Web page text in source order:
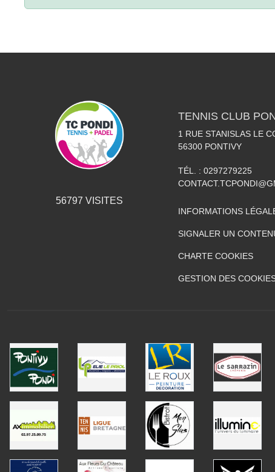
56797 VISITES
TENNIS CLUB
1 RUE STANISLAS LE
56300 PONTIVY
TÉL. : 0297279225
INFORMATIONS
SIGNALER UN
CHARTE COOKIES
GESTION DES